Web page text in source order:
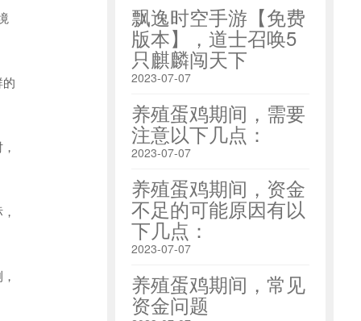
飘逸时空手游【免费
版本】，道士召唤5
只麒麟闯天下
2023-07-07
养殖蛋鸡期间，需要
注意以下几点：
2023-07-07
养殖蛋鸡期间，资金
不足的可能原因有以
下几点：
2023-07-07
养殖蛋鸡期间，常见
资金问题